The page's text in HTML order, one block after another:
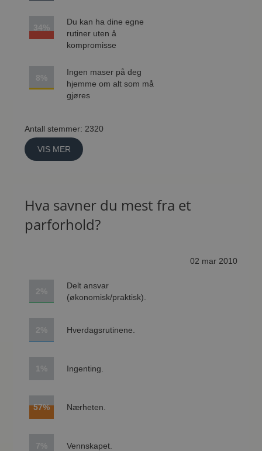
34%
Du kan ha dine egne
rutiner uten å
kompromisse
8%
Ingen maser på deg
hjemme om alt som må
gjøres
Antall stemmer: 2320
VIS MER
Hva savner du mest fra et
parforhold?
02 mar 2010
2%
Delt ansvar
(økonomisk/praktisk).
2% Hverdagsrutinene.
1% Ingenting.
57% Nærheten.
7% Vennskapet.